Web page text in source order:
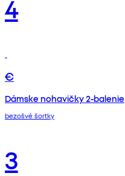
4
€
Dámske nohavičky 2-balenie
bezošvé šortky
3